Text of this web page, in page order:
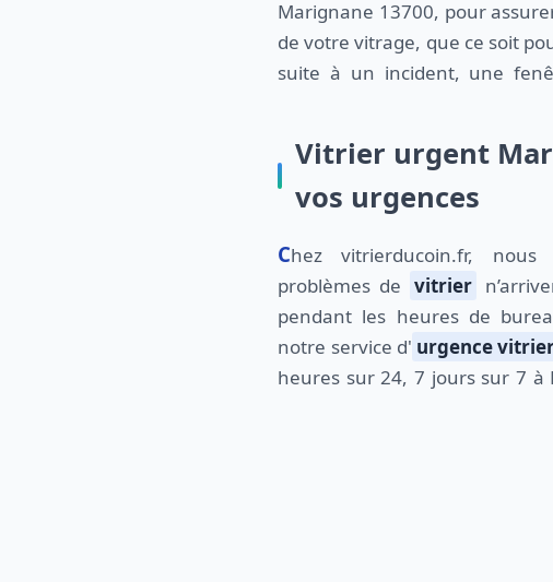
Marignane 13700, pour
de votre vitrage, que ce soit
suite à un incident, une
Vitrier urgent
vos urgences
Chez vitrierducoin.fr, nous savons que les
problèmes de vitrier
pendant les heures de
notre service d' urgence
heures sur 24, 7 jours sur 7 à